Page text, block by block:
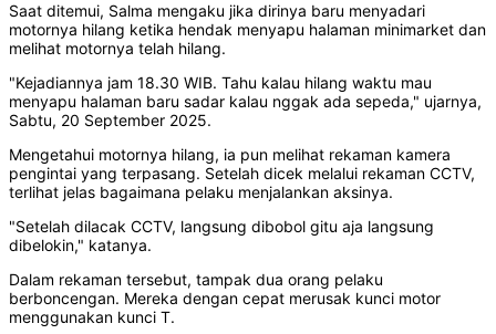
Saat ditemui, Salma mengaku jika dirinya baru menyadari
motornya hilang ketika hendak menyapu halaman minimarket dan
melihat motornya telah hilang.
"Kejadiannya jam 18.30 WIB. Tahu kalau hilang waktu mau
menyapu halaman baru sadar kalau nggak ada sepeda," ujarnya,
Sabtu, 20 September 2025.
Mengetahui motornya hilang, ia pun melihat rekaman kamera
pengintai yang terpasang. Setelah dicek melalui rekaman CCTV,
terlihat jelas bagaimana pelaku menjalankan aksinya.
"Setelah dilacak CCTV, langsung dibobol gitu aja langsung
dibelokin," katanya.
Dalam rekaman tersebut, tampak dua orang pelaku
berboncengan. Mereka dengan cepat merusak kunci motor
menggunakan kunci T.